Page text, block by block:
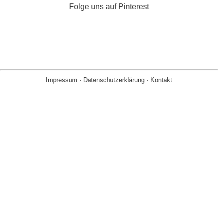
Folge uns auf Pinterest
Impressum · Datenschutzerklärung · Kontakt